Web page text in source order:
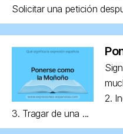
Solicitar una petición
2.
3. Tragar de una ...